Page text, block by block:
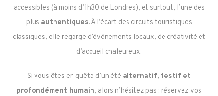
accessibles (à moins d’1h30 de Londres), et surtout, l’une des
plus authentiques. À l’écart des circuits touristiques
classiques, elle regorge d’événements locaux, de créativité et
d’accueil chaleureux.
Si vous êtes en quête d’un été alternatif, festif et
profondément humain, alors n’hésitez pas : réservez vos